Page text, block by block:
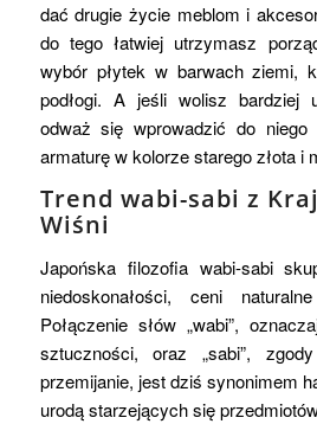
dać drugie życie meblom i
do tego łatwiej utrzymasz
wybór płytek w barwach ziemi,
podłogi. A jeśli wolisz bardziej
odważ się wprowadzić do niego
armaturę w kolorze starego złota i
Trend wabi-sabi z
Wiśni
Japońska filozofia wabi-sabi
niedoskonałości, ceni
Połączenie słów „wabi”,
sztuczności, oraz „sabi”,
przemijanie, jest dziś synonimem
urodą starzejących się